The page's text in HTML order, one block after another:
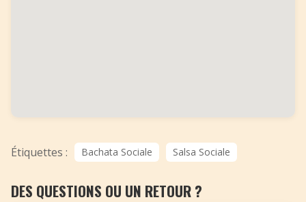
Étiquettes : Bachata Sociale Salsa Sociale
DES QUESTIONS OU UN RETOUR ?